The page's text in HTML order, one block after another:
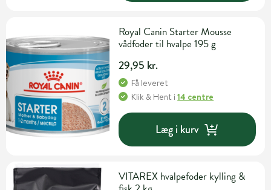
Royal Canin Starter Mousse
vådfoder til hvalpe 195 g
29,95 kr.
Få leveret
Klik & Hent i14 centre
Læg i kurv
VITAREX hvalpefoder kylling &